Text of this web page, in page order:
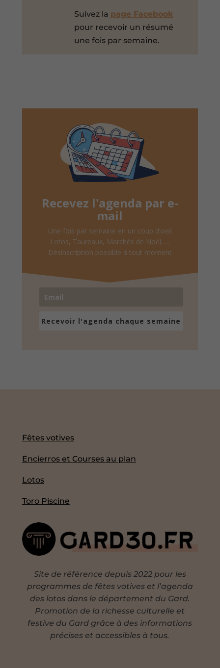
Suivez la page Facebook
pour recevoir un résumé
une fois par semaine.
Recevez l'agenda par e-
mail
Une fois par semaine en un coup d'oeil
Lotos, Taureaux, Marchés de Noël, ...
Désinscription possible à tout moment
Recevoir l'agenda chaque semaine
Fêtes votives
Encierros et Courses au plan
Lotos
Toro Piscine
Site de référence depuis 2022 pour les
programmes de fêtes votives et l’agenda
des lotos dans le département du Gard.
Promotion de la richesse culturelle et
festive du Gard grâce à des informations
précises et accessibles à tous.